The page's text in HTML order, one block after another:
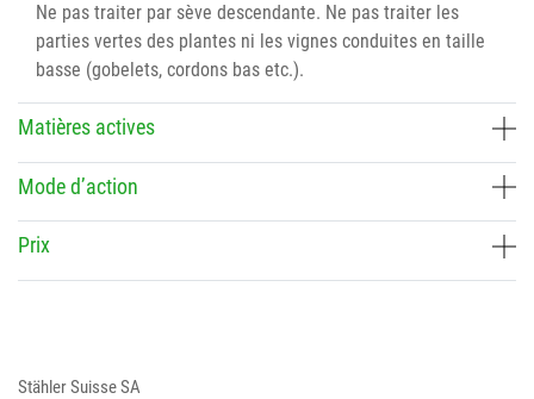
Ne pas traiter par sève descendante. Ne pas traiter les
parties vertes des plantes ni les vignes conduites en taille
basse (gobelets, cordons bas etc.).
Matières actives
Mode d’action
Prix
Stähler Suisse SA